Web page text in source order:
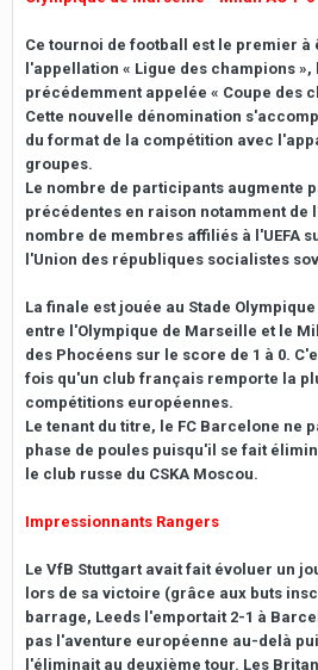
Ce tournoi de football est le premier à
l'appellation « Ligue des champions
précédemment appelée « Coupe des
Cette nouvelle dénomination
du format de la compétition avec
groupes.
Le nombre de participants augmente
précédentes en raison notamment de
nombre de membres affiliés à l'UEFA
l'Union des républiques socialistes
La finale est jouée au Stade
entre l'Olympique de Marseille et le
des Phocéens sur le score de 1 à 0.
fois qu'un club français remporte la
compétitions européennes.
Le tenant du titre, le FC Barcelone ne
phase de poules puisqu'il se fait
le club russe du CSKA Moscou.
Impressionnants Rangers
Le VfB Stuttgart avait fait évoluer un
lors de sa victoire (grâce aux buts
barrage, Leeds l'emportait 2-1 à
pas l'aventure européenne au-delà
l'éliminait au deuxième tour. Les